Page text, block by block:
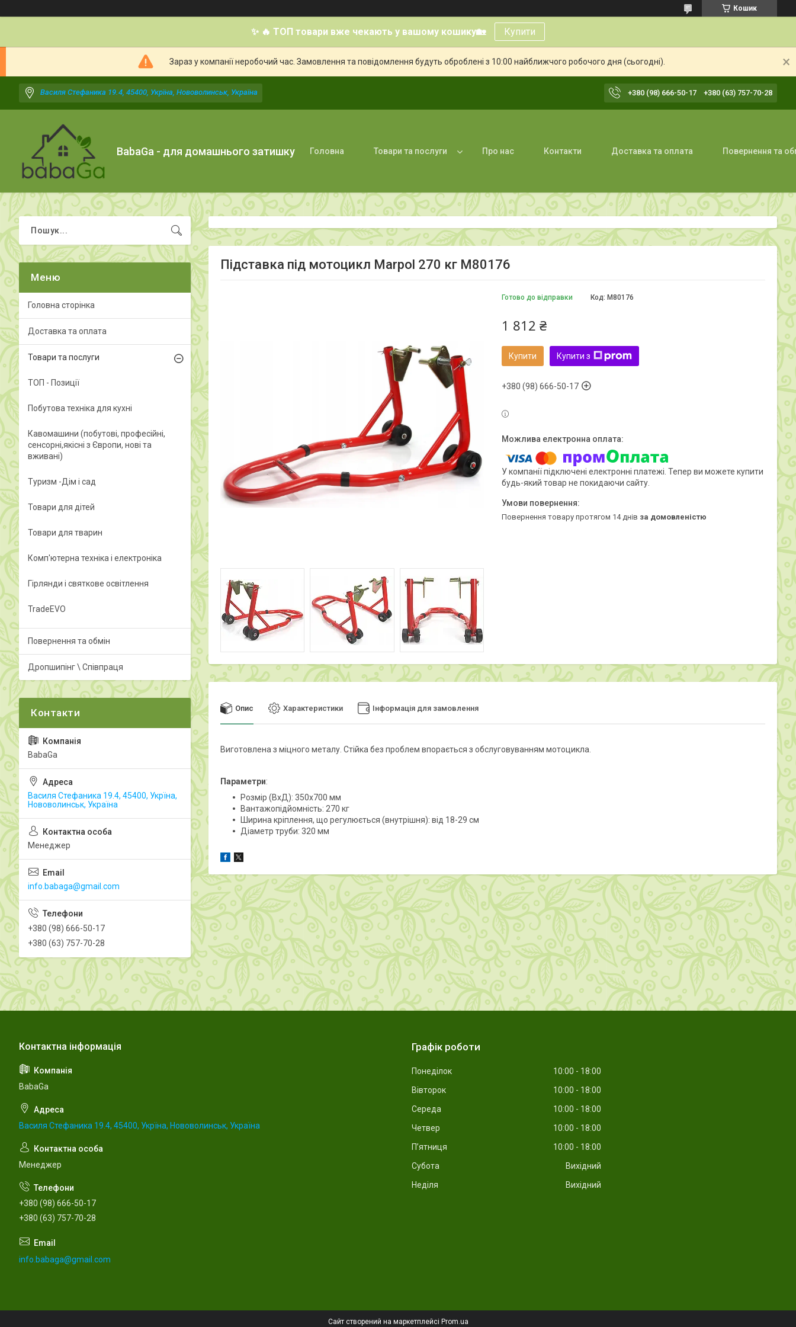
Кошик
✨ 🔥 ТОП товари вже чекають у вашому кошику🏡 Купити
Зараз у компанії неробочий час. Замовлення та повідомлення будуть оброблені з 10:00 найближчого робочого дня (сьогодні).
Василя Стефаника 19.4, 45400, Укрїна, Нововолинськ, Україна +380 (98) 666-50-17 +380 (63) 757-70-28
BabaGa - для домашнього затишку Головна Товари та послуги Про нас Контакти Доставка та оплата Повернення та
Підставка під мотоцикл Marpol 270 кг M80176
Готово до відправки Код: M80176
1 812 ₴
Купити Купити з
+380 (98) 666-50-17
У компанії підключені електронні платежі. Тепер ви можете купити
будь-який товар не покидаючи сайту.
повернення товару протягом 14 днів за домовленістю
Опис Характеристики Інформація для замовлення
Виготовлена з міцного металу. Стійка без проблем впорається з обслуговуванням мотоцикла.
Параметри:
Розмір (ВхД): 350х700 мм
Вантажопідйомність: 270 кг
Ширина кріплення, що регулюється (внутрішня): від 18-29 см
Діаметр труби: 320 мм
Головна сторінка
Доставка та оплата
Товари та послуги
ТОП - Позиції
Побутова техніка для кухні
Кавомашини (побутові, професійні,
сенсорні,якісні з Європи, нові та
вживані)
Туризм -Дім і сад
Товари для дітей
Товари для тварин
Комп'ютерна техніка і електроніка
Гірлянди і святкове освітлення
TradeEVO
Повернення та обмін
Дропшипінг \ Співпраця
BabaGa
Василя Стефаника 19.4, 45400, Укрїна,
Нововолинськ, Україна
Менеджер
info.babaga@gmail.com
+380 (98) 666-50-17
+380 (63) 757-70-28
BabaGa
Василя Стефаника 19.4, 45400, Укрїна, Нововолинськ, Україна
Менеджер
+380 (98) 666-50-17
+380 (63) 757-70-28
info.babaga@gmail.com
Графік роботи
Понеділок 10:00
18:00
Вівторок
10:00
18:00
Середа
10:00
18:00
Четвер
10:00
18:00
Пʼятниця
10:00
18:00
Субота
Вихідний
Неділя
Вихідний
Сайт створений на маркетплейсі Prom.ua